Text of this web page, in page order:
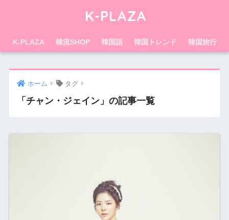
K-PLAZA
K-PLAZA 韓流SHOP 韓国語 韓国トレンド 韓国旅行
ホーム タグ
「チャン・ジェイン」の記事一覧